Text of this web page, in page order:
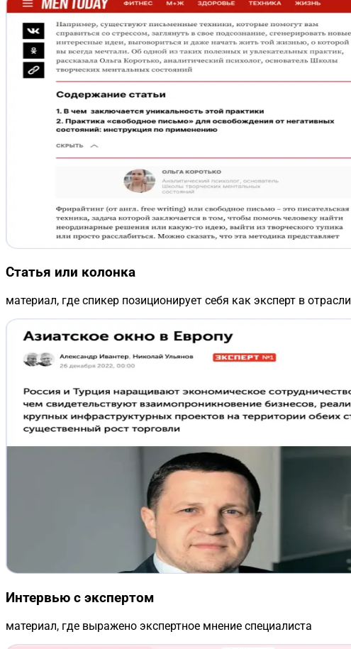
Статья или колонка
материал, где спикер позиционирует себя как эксперт в отрасли
Интервью с экспертом
материал, где выражено экспертное мнение специалиста